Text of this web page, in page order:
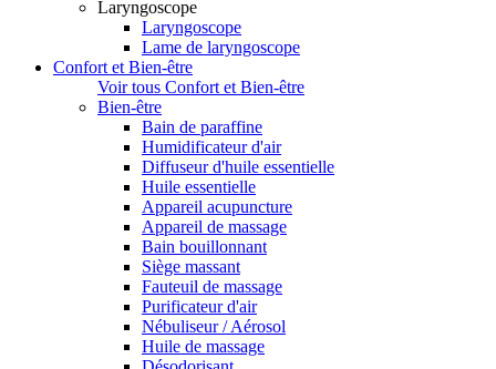
Laryngoscope
Laryngoscope
Lame de laryngoscope
Confort et Bien-être
Voir tous Confort et Bien-être
Bien-être
Bain de paraffine
Humidificateur d'air
Diffuseur d'huile essentielle
Huile essentielle
Appareil acupuncture
Appareil de massage
Bain bouillonnant
Siège massant
Fauteuil de massage
Purificateur d'air
Nébuliseur / Aérosol
Huile de massage